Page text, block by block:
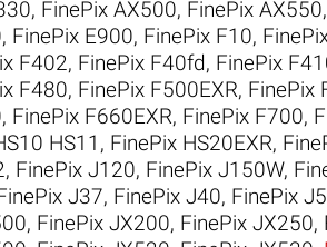
, FinePix AX500, FinePix AX550,
, FinePix E900, FinePix F10,
F402, FinePix F40fd, FinePix
F480, FinePix F500EXR, FinePix
, FinePix F660EXR, FinePix F700,
HS11 , FinePix HS20EXR,
, FinePix J120, FinePix J150W,
J37, FinePix J40, FinePix
, FinePix JX200, FinePix JX250,